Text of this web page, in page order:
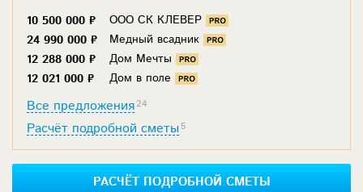
10 500 000 ₽
ООО СК КЛЕВЕР
24 990 000 ₽
Медный всадник
12 288 000 ₽
Дом Мечты
12 021 000 ₽
Дом в поле
Все предложения24
Расчёт подробной сметы 5
РАСЧЁТ ПОДРОБНОЙ СМЕТЫ